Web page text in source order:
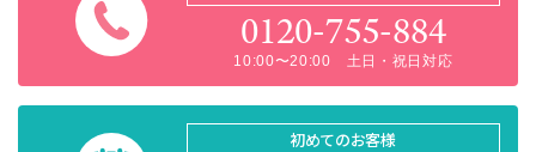
0120-755-884
10:00〜20:00 土日・祝日対応
初めてのお客様